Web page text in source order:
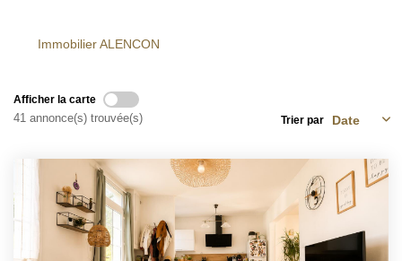
Immobilier ALENCON
Afficher la carte
41 annonce(s) trouvée(s) Trier par